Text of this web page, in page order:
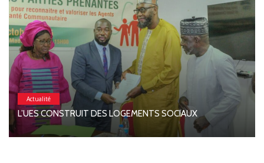
Actualité
L’UES CONSTRUIT DES LOGEMENTS SOCIAUX